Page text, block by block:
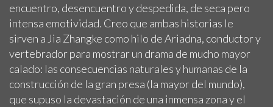
encuentro, desencuentro y despedida, de seca pero
intensa emotividad. Creo que ambas historias le
sirven a Jia Zhangke como hilo de Ariadna, conductor y
vertebrador para mostrar un drama de mucho mayor
calado: las consecuencias naturales y humanas de la
construcción de la gran presa (la mayor del mundo),
que supuso la devastación de una inmensa zona y el